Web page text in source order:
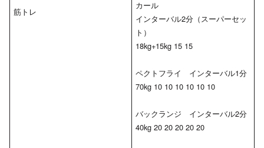
筋トレ
カール
インターバル2分（スーパーセッ
ト）
18kg+15kg 15 15
ペクトフライ インターバル1分
70kg 10 10 10 10 10 10
バックランジ インターバル2分
40kg 20 20 20 20 20